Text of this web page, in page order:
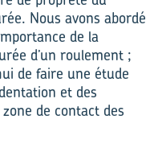
Nous avons abordé
de la
d’un roulement ;
de faire une étude
et des
de contact des